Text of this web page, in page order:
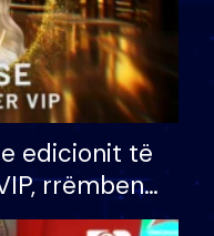
edicionit të
rrëmben
mijë eurosh